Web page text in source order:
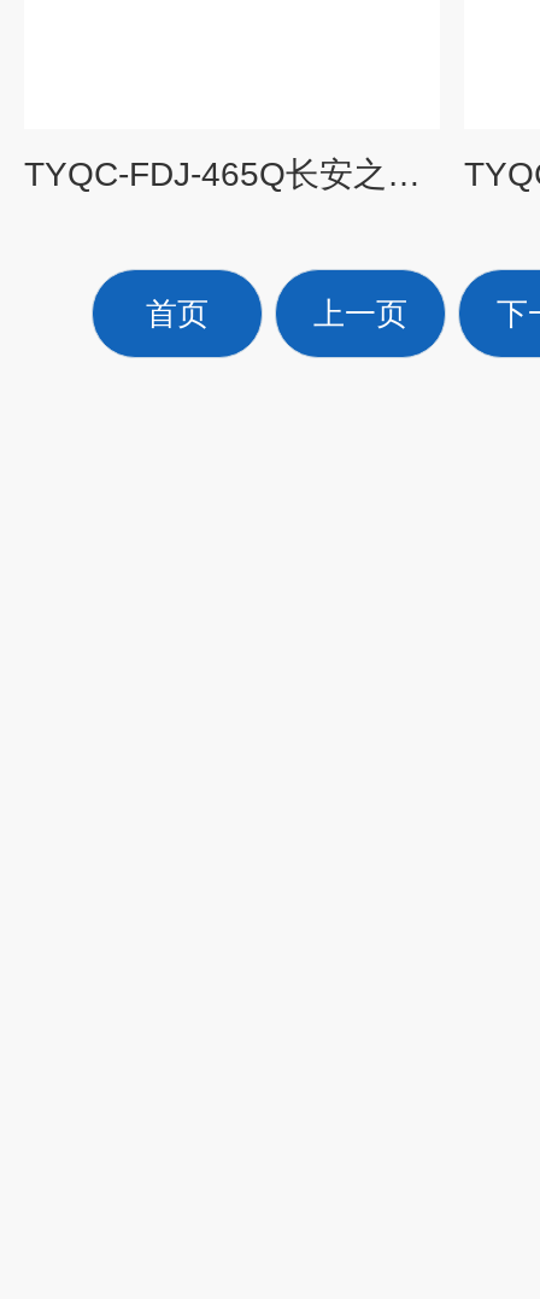
TYQC-FDJ-465Q长安之星465Q发动机实训台|汽车教学设备
首页 上一页 下